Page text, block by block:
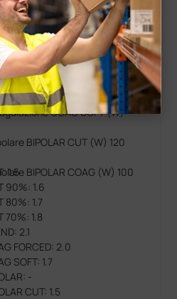
CUT 70% (W) 200 250
coagulato BLEND (W) 120
COAG FORCED (W)
COAG SOFT (W)
BIPOLAR CUT (W) 120
BIPOLAR COAG (W) 100
1.5
90%: 1.6
80%: 1.7
70%: 1.8
2.1
FORCED: 2.0
SOFT: 1.7
-
CUT: 1.5